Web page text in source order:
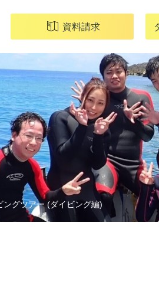
資料請求
ングツアー (ダイビング編)